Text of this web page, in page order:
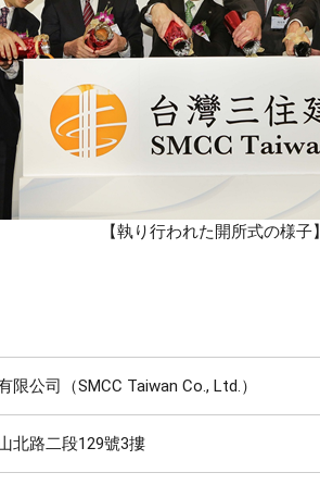
【執り行われた開所式の様子】
限公司（SMCC Taiwan Co., Ltd.）
北路二段129號3摟